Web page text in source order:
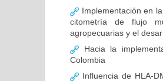
Implementación en
citometría de flujo
agropecuarias y el
Hacia la
Colombia
Influencia de HLA-